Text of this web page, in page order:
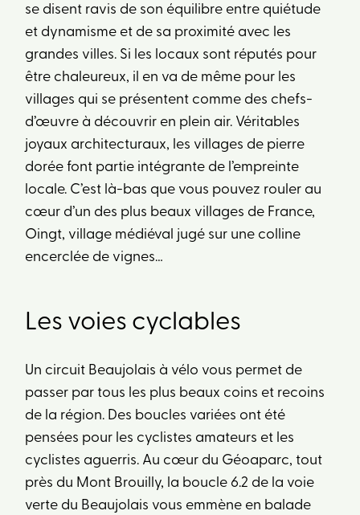
se disent ravis de son équilibre entre quiétude
et dynamisme et de sa proximité avec les
grandes villes. Si les locaux sont réputés pour
être chaleureux, il en va de même pour les
villages qui se présentent comme des chefs-
d’œuvre à découvrir en plein air. Véritables
joyaux architecturaux, les villages de pierre
dorée font partie intégrante de l’empreinte
locale. C’est là-bas que vous pouvez rouler au
cœur d’un des plus beaux villages de France,
Oingt, village médiéval jugé sur une colline
encerclée de vignes…
Les voies cyclables
Un circuit Beaujolais à vélo vous permet de
passer par tous les plus beaux coins et recoins
de la région. Des boucles variées ont été
pensées pour les cyclistes amateurs et les
cyclistes aguerris. Au cœur du Géoaparc, tout
près du Mont Brouilly, la boucle 6.2 de la voie
verte du Beaujolais vous emmène en balade